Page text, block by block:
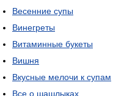
Весенние супы
Винегреты
Витаминные букеты
Вишня
Вкусные мелочи к супам
Все о шашлыках